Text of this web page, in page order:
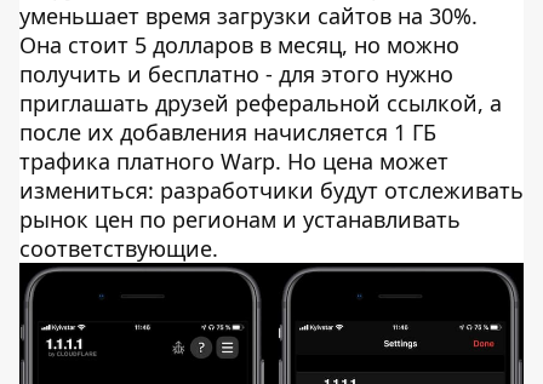
уменьшает время загрузки сайтов на 30%.
Она стоит 5 долларов в месяц, но можно
получить и бесплатно - для этого нужно
приглашать друзей реферальной ссылкой, а
после их добавления начисляется 1 ГБ
трафика платного Warp. Но цена может
измениться: разработчики будут отслеживать
рынок цен по регионам и устанавливать
соответствующие.